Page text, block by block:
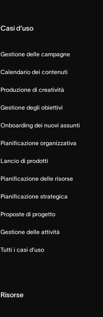
Casi d’uso
Gestione delle campagne
Calendario dei contenuti
Produzione di creatività
Gestione degli obiettivi
Onboarding dei nuovi assunti
Pianificazione organizzativa
Lancio di prodotti
Pianificazione delle risorse
Pianificazione strategica
Proposte di progetto
Gestione delle attività
Tutti i casi d’uso
Risorse